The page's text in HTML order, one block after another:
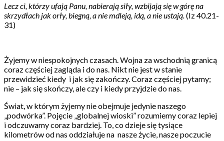
Lecz ci, którzy ufają Panu, nabierają siły, wzbijają się w górę na
skrzydłach jak orły, biegną, a nie mdleją, idą, a nie ustają.(Iz 40.21-
31)
Żyjemy w niespokojnych czasach. Wojna za wschodnią granicą
coraz częściej zagląda i do nas. Nikt nie jest w stanie
przewidzieć kiedy i jak się zakończy. Coraz częściej pytamy;
nie – jak się skończy, ale czy i kiedy przyjdzie do nas.
Świat, w którym żyjemy nie obejmuje jedynie naszego
„podwórka”. Pojęcie „globalnej wioski” rozumiemy coraz lepiej
i odczuwamy coraz bardziej. To, co dzieje się tysiące
kilometrów od nas oddziałuje na nasze życie, nasze poczucie